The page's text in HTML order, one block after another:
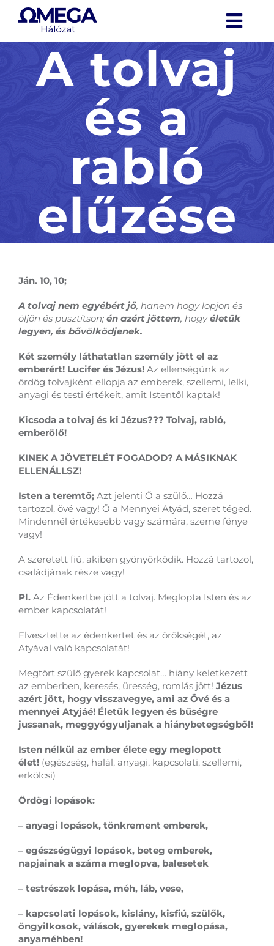
Kihagyás
Aktualitások
Rólunk
Szolgálataink
Média
Kapcsolat
A tolvaj
és a
rabló
elűzése
Ján. 10, 10;
A tolvaj nem egyébért jő, hanem hogy lopjon és
öljön és pusztítson; én azért jöttem, hogyéletük
legyen, és bővölködjenek.
Két személy láthatatlan személy jött el az
emberért! Lucifer és Jézus! Az ellenségünk az
ördög tolvajként ellopja az emberek, szellemi, lelki,
anyagi és testi értékeit, amit Istentől kaptak!
Kicsoda a tolvaj és ki Jézus??? Tolvaj, rabló,
emberölő!
KINEK A JÖVETELÉT FOGADOD? A MÁSIKNAK
ELLENÁLLSZ!
Isten a teremtő; Azt jelenti Ő a szülő… Hozzá
tartozol, övé vagy! Ő a Mennyei Atyád, szeret téged.
Mindennél értékesebb vagy számára, szeme fénye
vagy!
A szeretett fiú, akiben gyönyörködik. Hozzá tartozol,
családjának része vagy!
Pl. Az Édenkertbe jött a tolvaj. Meglopta Isten és az
ember kapcsolatát!
Elvesztette az édenkertet és az örökségét, az
Atyával való kapcsolatát!
Megtört szülő gyerek kapcsolat… hiány keletkezett
az emberben, keresés, üresség, romlás jött! Jézus
azért jött, hogy visszavegye, ami az Övé és a
mennyei Atyjáé! Életük legyen és bűségre
jussanak, meggyógyuljanak a hiánybetegségből!
Isten nélkül az ember élete egy meglopott
élet! (egészség, halál, anyagi, kapcsolati, szellemi,
erkölcsi)
Ördögi lopások:
– anyagi lopások, tönkrement emberek,
– egészségügyi lopások, beteg emberek,
napjainak a száma meglopva, balesetek
– testrészek lopása, méh, láb, vese,
– kapcsolati lopások, kislány, kisfiú, szülők,
öngyilkosok, válások, gyerekek meglopása,
anyaméhben!